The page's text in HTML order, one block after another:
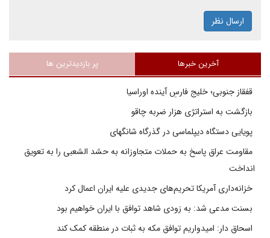
ارسال نظر
آخرین خبرها پر بازدیدترین ها
قفقاز جنوبی؛ خلیج فارسِ آینده اوراسیا
بازگشت به استراتژی هزار ضربه چاقو
پویایی دستگاه دیپلماسی در گذرگاه شانگهای
مقاومت عراق پاسخ به حملات متجاوزانه به حشد الشعبی را به تعویق
انداخت
خزانه‌داری آمریکا تحریم‌های جدیدی علیه ایران اعمال کرد
بسنت مدعی شد: به زودی شاهد توافق با ایران خواهیم بود
اسحاق دار: امیدواریم توافق مکه به ثبات در منطقه کمک کند